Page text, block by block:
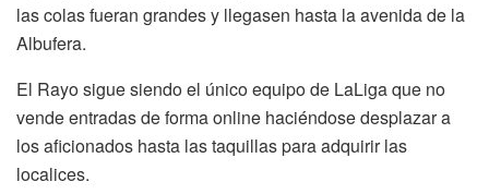
las colas fueran grandes y llegasen hasta la avenida de la
Albufera.
El Rayo sigue siendo el único equipo de LaLiga que no
vende entradas de forma online haciéndose desplazar a
los aficionados hasta las taquillas para adquirir las
localices.